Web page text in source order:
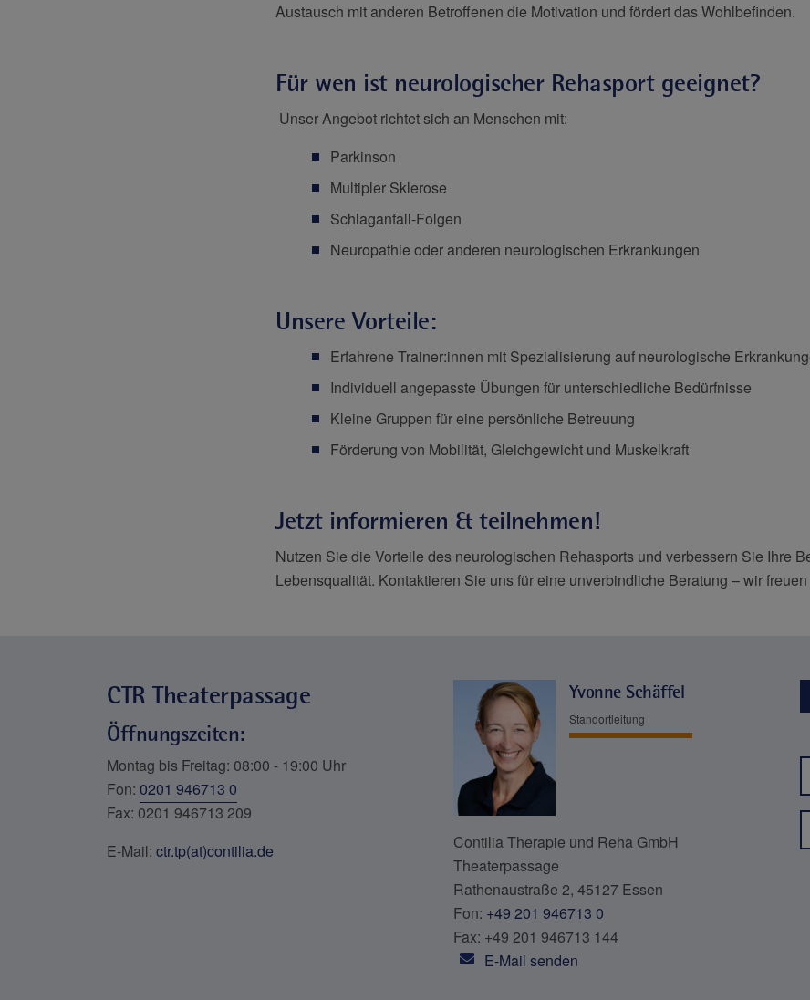
Austausch mit anderen Betroffenen die Motivation und fördert das Wohlbefinden.
Für wen ist neurologischer Rehasport geeignet?
Unser Angebot richtet sich an Menschen mit:
Parkinson
Multipler Sklerose
Schlaganfall-Folgen
Neuropathie oder anderen neurologischen Erkrankungen
Unsere Vorteile:
Erfahrene Trainer:innen mit Spezialisierung auf neurologische
Individuell angepasste Übungen für unterschiedliche Bedürfnisse
Kleine Gruppen für eine persönliche Betreuung
Förderung von Mobilität, Gleichgewicht und Muskelkraft
Jetzt informieren & teilnehmen!
Nutzen Sie die Vorteile des neurologischen Rehasports und verbessern Sie Ihre
Lebensqualität. Kontaktieren Sie uns für eine unverbindliche Beratung – wir
CTR Theaterpassage
Öffnungszeiten:
Montag bis Freitag: 08:00 - 19:00 Uhr
Fon: 0201 946713 0
Fax: 0201 946713 209
E-Mail: ctr.tp(at)contilia.de
Yvonne Schäffel
Standortleitung
Contilia Therapie und Reha GmbH
Theaterpassage
Rathenaustraße 2, 45127 Essen
Fon: +49 201 946713 0
Fax: +49 201 946713 144
E-Mail senden